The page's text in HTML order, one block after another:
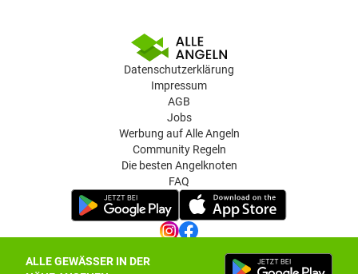
ALLE GEWÄSSER IN DER
Datenschutzerklärung
Impressum
AGB
Jobs
Werbung auf Alle Angeln
Community Regeln
Die besten Angelknoten
FAQ
Datenschutz-Einstellungen